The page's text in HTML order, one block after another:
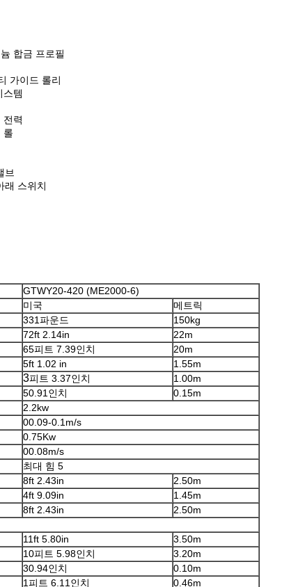
합금 프로필
가이드 롤리
스템
전력
롤
브
래 스위치
GTWY20-420 (ME2000-6)
미국
메트릭
331파운드
150kg
72ft 2.14in
22m
65피트 7.39인치
20m
5ft 1.02 in
1.55m
3피트 3.37인치
1.00m
50.91인치
0.15m
2.2kw
00.09-0.1m/s
0.75Kw
00.08m/s
최대 힘 5
8ft 2.43in
2.50m
4ft 9.09in
1.45m
8ft 2.43in
2.50m
11ft 5.80in
3.50m
10피트 5.98인치
3.20m
30.94인치
0.10m
1피트 6.11인치
0.46m